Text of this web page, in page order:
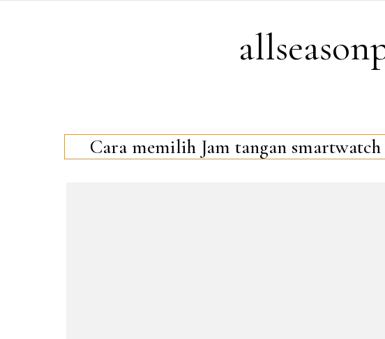
Cara memilih Jam tangan